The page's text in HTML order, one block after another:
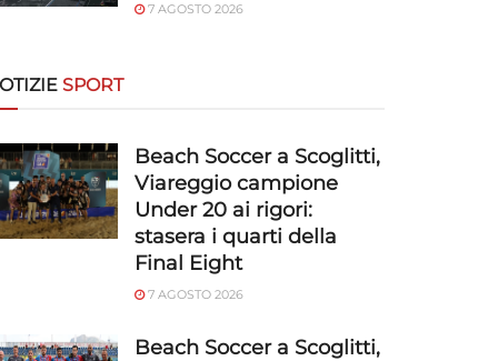
7 AGOSTO 2026
SPORT
Beach Soccer a Scoglitti,
Viareggio campione
Under 20 ai rigori:
stasera i quarti della
Final Eight
7 AGOSTO 2026
Beach Soccer a Scoglitti,